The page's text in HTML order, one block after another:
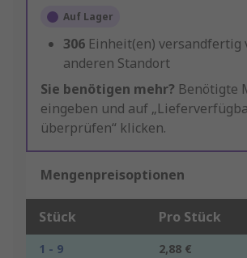
Auf Lager
306 Einheit(en) versandfertig
anderen Standort
Sie benötigen mehr? Benötigte
eingeben und auf
überprüfen“ klicken.
Mengenpreisoptionen
Stück Pro Stück
1 - 9
2,88 €